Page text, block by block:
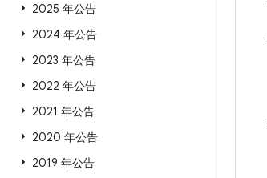
2025 年公告
2024 年公告
2023 年公告
2022 年公告
2021 年公告
2020 年公告
2019 年公告